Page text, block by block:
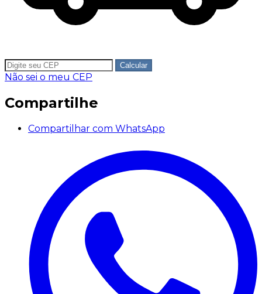
Calcular
Não sei o meu CEP
Compartilhe
Compartilhar com WhatsApp